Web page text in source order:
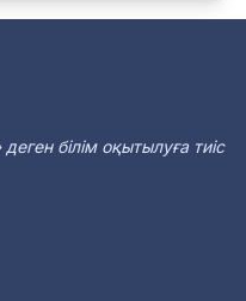
білім оқытылуға тиіс